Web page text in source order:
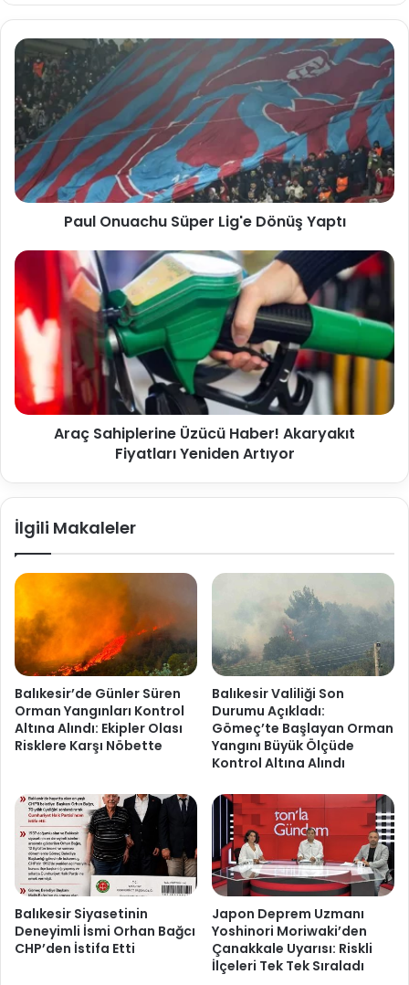
Paul Onuachu Süper Lig'e Dönüş Yaptı
Araç Sahiplerine Üzücü Haber! Akaryakıt
Fiyatları Yeniden Artıyor
İlgili Makaleler
Balıkesir’de Günler Süren
Orman Yangınları Kontrol
Altına Alındı: Ekipler Olası
Risklere Karşı Nöbette
Balıkesir Valiliği Son
Durumu Açıkladı:
Gömeç’te Başlayan Orman
Yangını Büyük Ölçüde
Kontrol Altına Alındı
Balıkesir Siyasetinin
Deneyimli İsmi Orhan Bağcı
CHP’den İstifa Etti
Japon Deprem Uzmanı
Yoshinori Moriwaki’den
Çanakkale Uyarısı: Riskli
İlçeleri Tek Tek Sıraladı